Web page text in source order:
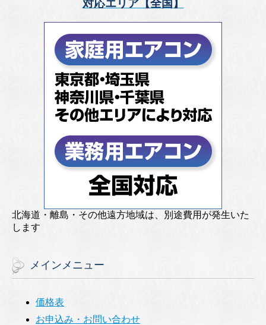
対応エリア【全国】
北海道・離島・その他遠方地域は、別途費用が発生いた
します
メインメニュー
価格表
お申込み・お問い合わせ